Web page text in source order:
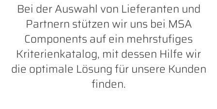
Bei der Auswahl von Lieferanten und
Partnern stützen wir uns bei MSA
Components auf ein mehrstufiges
Kriterienkatalog, mit dessen Hilfe wir
die optimale Lösung für unsere Kunden
finden.